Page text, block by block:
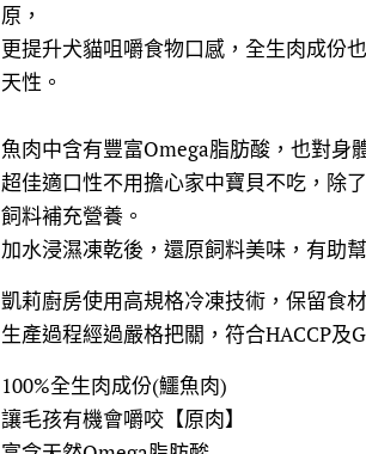
原，
更提升犬貓咀嚼食物口感，全生肉成份
天性。
魚肉中含有豐富Omega脂肪酸，也對身
超佳適口性不用擔心家中寶貝不吃，除
飼料補充營養。
加水浸濕凍乾後，還原飼料美味，有助
凱莉廚房使用高規格冷凍技術，保留食
生產過程經過嚴格把關，符合HACCP及
100%全生肉成份(鱷魚肉)
讓毛孩有機會嚼咬【原肉】